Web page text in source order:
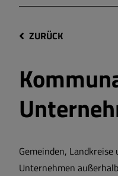
ZURÜCK
Gemeinden,
Unternehmen